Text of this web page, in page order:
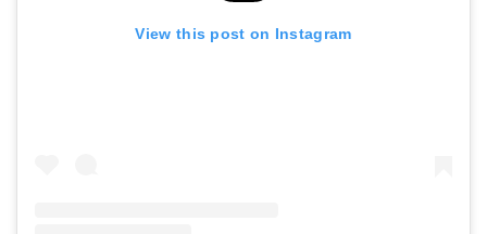
View this post on Instagram